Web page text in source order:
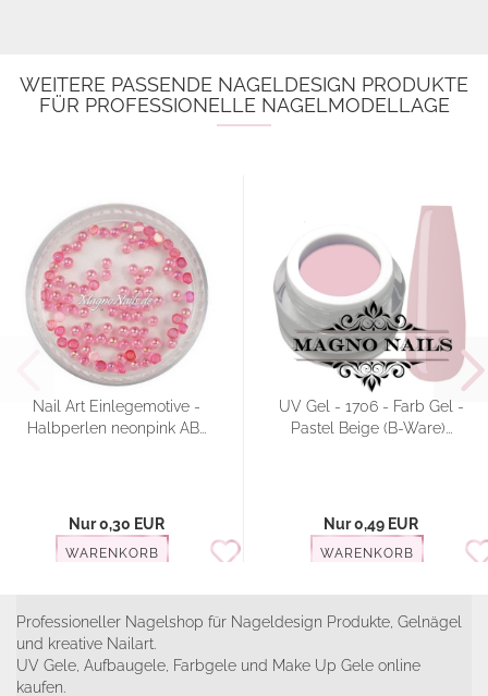
WEITERE PASSENDE NAGELDESIGN PRODUKTE
FÜR PROFESSIONELLE NAGELMODELLAGE
Nail Art Einlegemotive -
Halbperlen neonpink AB...
Nur 0,30 EUR
WARENKORB
UV Gel - 1706 - Farb Gel -
Pastel Beige (B-Ware)...
Nur 0,49 EUR
WARENKORB
Professioneller Nagelshop für Nageldesign Produkte, Gelnägel
und kreative Nailart.
UV Gele, Aufbaugele, Farbgele und Make Up Gele online
kaufen.